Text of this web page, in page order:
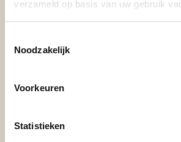
verzameld op basis van uw gebruik
Noodzakelijk
Voorkeuren
Statistieken
Posted on 4 November 2024 at 18:54
Ik was wat kritisch bij aanvang, maar
verbetering: de kwaliteit van de
+ gemakkelijk in gebruik